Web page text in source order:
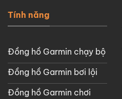
Tính năng
Đồng hồ Garmin chạy bộ
Đồng hồ Garmin bơi lội
Đồng hồ Garmin chơi